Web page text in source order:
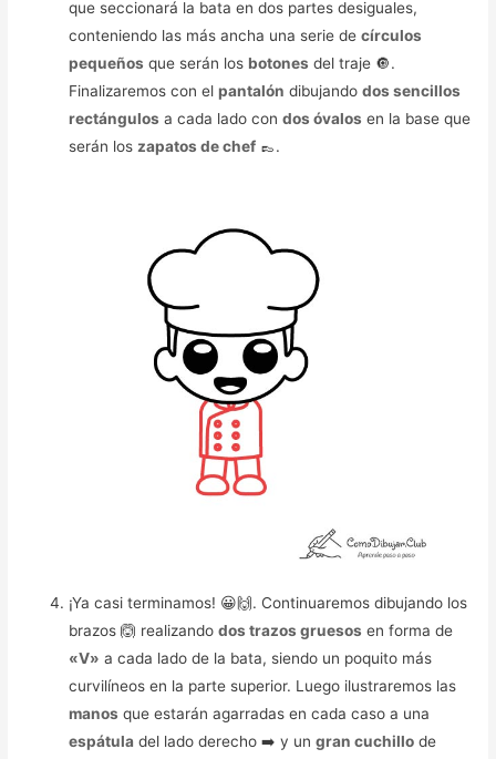
que seccionará la bata en dos partes desiguales,
conteniendo las más ancha una serie decírculos
pequeños que serán los botones del traje 🔘.
Finalizaremos con elpantalón dibujandodos sencillos
rectángulos a cada lado condos óvalos en la base que
serán los zapatos de chef 👞.
¡Ya casi terminamos! 😀🙌. Continuaremos dibujando los
brazos 🙆 realizandodos trazos gruesos en forma de
«V» a cada lado de la bata, siendo un poquito más
curvilíneos en la parte superior. Luego ilustraremos las
manos que estarán agarradas en cada caso a una
espátula del lado derecho ➡️ y ungran cuchillo de